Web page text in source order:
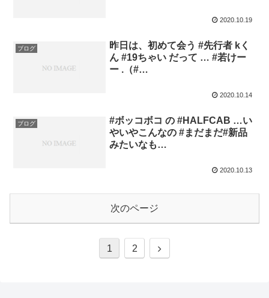
2020.10.19
ブログ
昨日は、初めて会う #先行者 kく
ん #19ちゃい だって … #若けー
ー .（#…
2020.10.14
ブログ
#ボッコボコ の #HALFCAB …い
やいやこんなの #まだまだ#新品
みたいなも…
2020.10.13
次のページ
1 2